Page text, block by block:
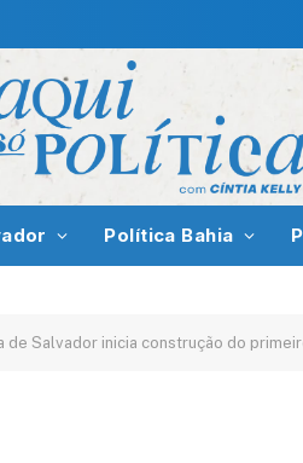
Política Bahia
de Salvador inicia construção do